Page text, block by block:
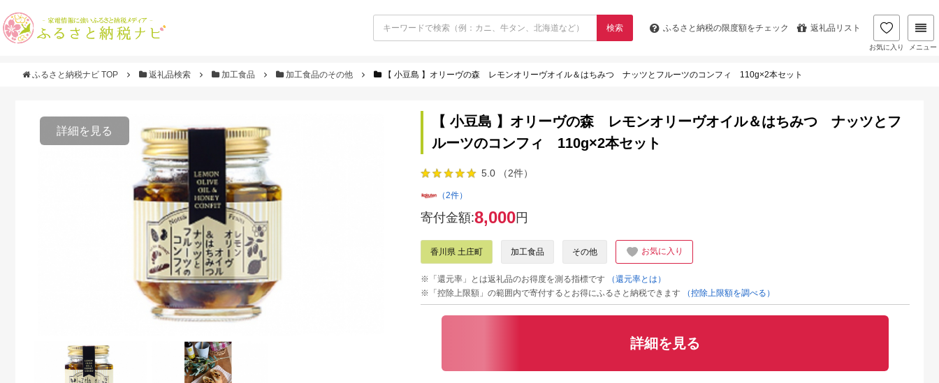
検索 ふるさと納税の限度額をチェック 返礼品リスト
お気に入り メニュー
ふるさと納税ナビ TOP 返礼品検索 加工食品 加工食品のその他 【 小豆島 】オリーヴの森 レモンオリーヴオイル＆はちみつ ナッツとフルーツのコンフィ 110g×2本セット
詳細を見る
【 小豆島 】オリーヴの森 レモンオリーヴオイル＆はちみつ ナッツとフ
ルーツのコンフィ 110g×2本セット
5.0 （2件）
（2件）
寄付金額:8,000円
香川県 土庄町 加工食品 その他 お気に入り
※「還元率」とは返礼品のお得度を測る指標です
（還元率とは）
※「控除上限額」の範囲内で寄付するとお得にふるさと納税できます
（控除上限額を調べる）
詳細を見る